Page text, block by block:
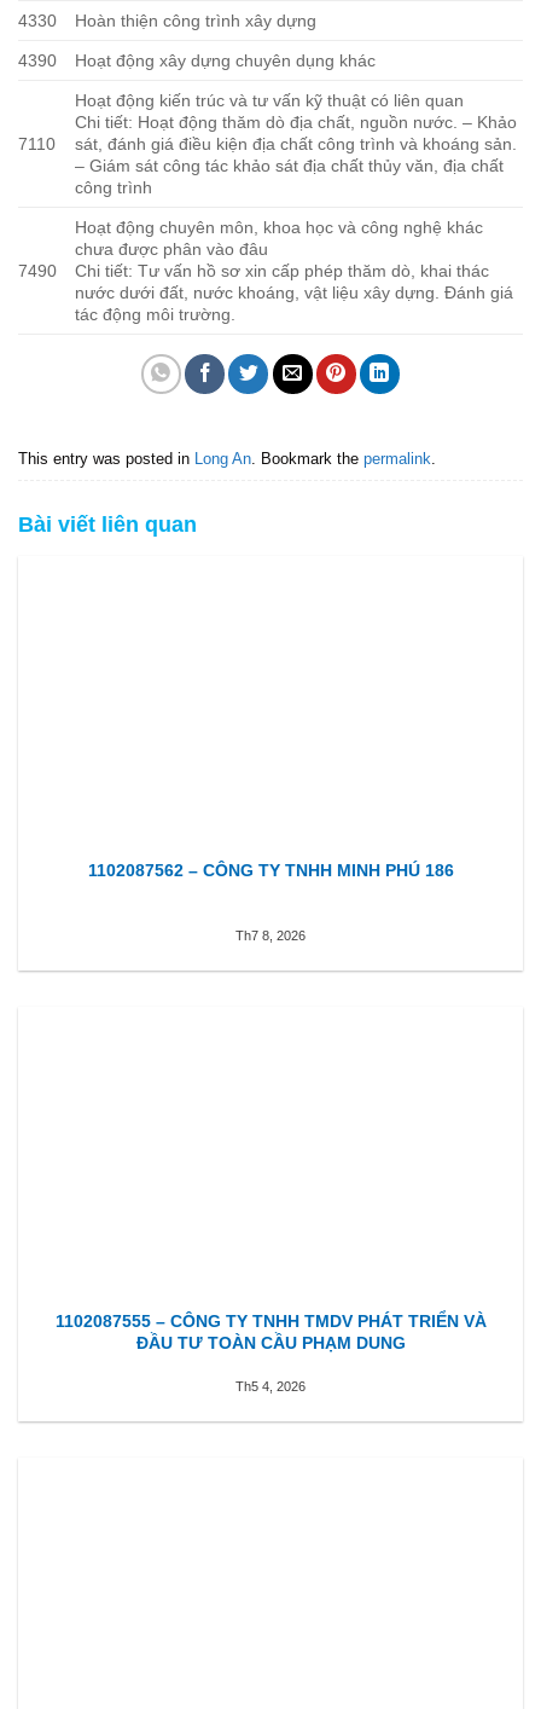
4330 Hoàn thiện công trình xây dựng
4390 Hoạt động xây dựng chuyên dụng khác
7110
Hoạt động kiến trúc và tư vấn kỹ thuật có liên quan
Chi tiết: Hoạt động thăm dò địa chất, nguồn nước. – Khảo
sát, đánh giá điều kiện địa chất công trình và khoáng sản.
– Giám sát công tác khảo sát địa chất thủy văn, địa chất
công trình
7490
Hoạt động chuyên môn, khoa học và công nghệ khác
chưa được phân vào đâu
Chi tiết: Tư vấn hồ sơ xin cấp phép thăm dò, khai thác
nước dưới đất, nước khoáng, vật liệu xây dựng. Đánh giá
tác động môi trường.
This entry was posted in Long An . Bookmark the permalink
Bài viết liên quan
1102087562 – CÔNG TY TNHH MINH PHÚ 186
Th7 8, 2026
1102087555 – CÔNG TY TNHH TMDV PHÁT TRIỂN VÀ
ĐẦU TƯ TOÀN CẦU PHẠM DUNG
Th5 4, 2026